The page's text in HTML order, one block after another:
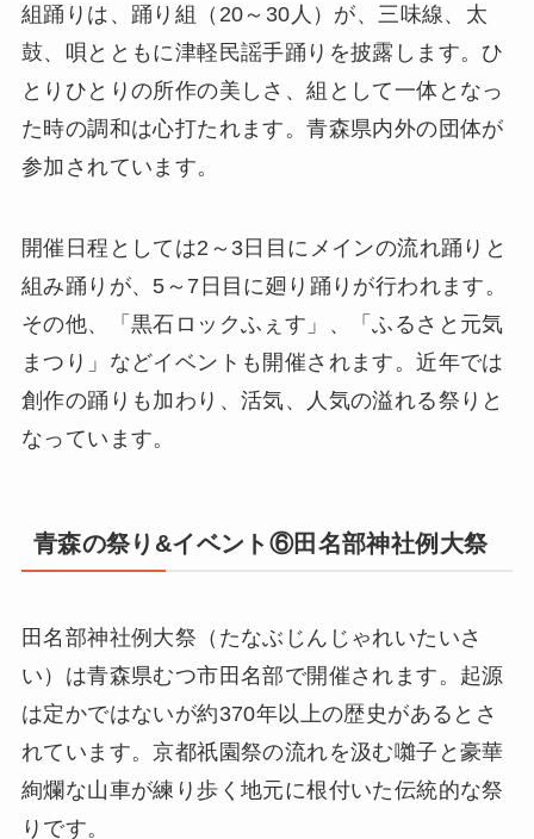
組踊りは、踊り組（20～30人）が、三味線、太
鼓、唄とともに津軽民謡手踊りを披露します。ひ
とりひとりの所作の美しさ、組として一体となっ
た時の調和は心打たれます。青森県内外の団体が
参加されています。
開催日程としては2～3日目にメインの流れ踊りと
組み踊りが、5～7日目に廻り踊りが行われます。
その他、「黒石ロックふぇす」、「ふるさと元気
まつり」などイベントも開催されます。近年では
創作の踊りも加わり、活気、人気の溢れる祭りと
なっています。
青森の祭り&イベント⑥田名部神社例大祭
田名部神社例大祭（たなぶじんじゃれいたいさ
い）は青森県むつ市田名部で開催されます。起源
は定かではないが約370年以上の歴史があるとさ
れています。京都祇園祭の流れを汲む囃子と豪華
絢爛な山車が練り歩く地元に根付いた伝統的な祭
りです。